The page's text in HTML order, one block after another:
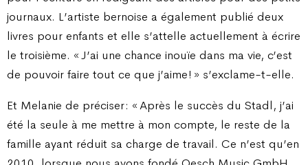
journaux. L’artiste bernoise a également publié deux
livres pour enfants et elle s’attelle actuellement à écrire
le troisième. « J’ai une chance inouïe dans ma vie, c’est
de pouvoir faire tout ce que j’aime ! » s’exclame-t-elle.
Et Melanie de préciser : « Après le succès du Stadl, j’ai
été la seule à me mettre à mon compte, le reste de la
famille ayant réduit sa charge de travail. Ce n’est qu’en